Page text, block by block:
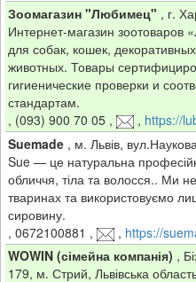
Зоомагазин "Любимец" , г.
Интернет-магазин зоотоваров
для собак, кошек,
животных. Товары
гигиенические проверки и
стандартам.
, (093) 900 70 05, , https://
Suemade, м. Львів,
Sue — це натуральна
обличчя, тіла та волосся.. Ми
тваринах та використовуємо
сировину.
, 0672100881 , , https://
WOWIN (сімейна компанія) ,
179, м. Стрий, Львівська